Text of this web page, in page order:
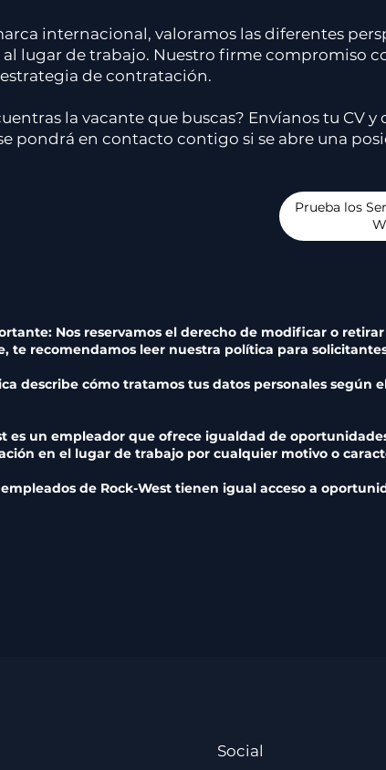
internacional, valoramos las diferentes
lugar de trabajo. Nuestro firme compromiso
de contratación.
la vacante que buscas? Envíanos tu CV
pondrá en contacto contigo si se abre una
Prueba los
Nos reservamos el derecho de modificar o
te recomendamos leer nuestra política para
describe cómo tratamos tus datos personales según
es un empleador que ofrece igualdad de
en el lugar de trabajo por cualquier motivo o
empleados de Rock-West tienen igual acceso a
Social